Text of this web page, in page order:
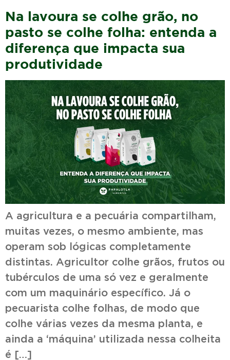
Na lavoura se colhe grão, no
pasto se colhe folha: entenda a
diferença que impacta sua
produtividade
A agricultura e a pecuária compartilham,
muitas vezes, o mesmo ambiente, mas
operam sob lógicas completamente
distintas. Agricultor colhe grãos, frutos ou
tubérculos de uma só vez e geralmente
com um maquinário específico. Já o
pecuarista colhe folhas, de modo que
colhe várias vezes da mesma planta, e
ainda a ‘máquina’ utilizada nessa colheita
é […]